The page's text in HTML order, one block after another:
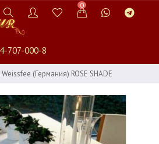
0
707-000-8
Weissfee (Германия) ROSE SHADE